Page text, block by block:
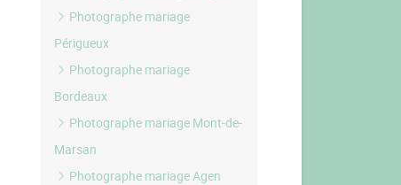
Photographe mariage
Périgueux
Photographe mariage
Bordeaux
Photographe mariage Mont-de-
Marsan
Photographe mariage Agen